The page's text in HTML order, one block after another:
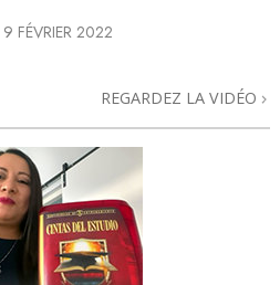
9 FÉVRIER 2022
REGARDEZ LA VIDÉO